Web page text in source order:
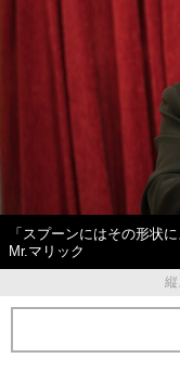
「スプーンにはその形状
Mr.マリック